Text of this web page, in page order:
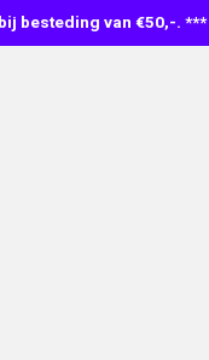
besteding van €50,-. ***